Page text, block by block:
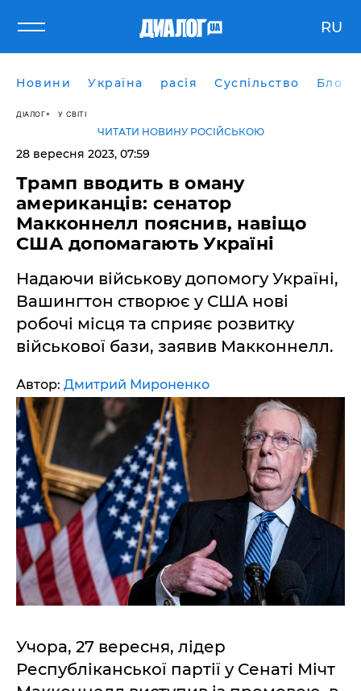
RU
Новини Україна расія Суспільство Блоги
ДІАЛОГ У СВІТІ
ЧИТАТИ НОВИНУ РОСІЙСЬКОЮ
28 вересня 2023, 07:59
Трамп вводить в оману
американців: сенатор
Макконнелл пояснив, навіщо
США допомагають Україні
Надаючи військову допомогу Україні,
Вашингтон створює у США нові
робочі місця та сприяє розвитку
військової бази, заявив Макконнелл.
Автор: Дмитрий Мироненко
Учора, 27 вересня, лідер
Республіканської партії у Сенаті Мічт